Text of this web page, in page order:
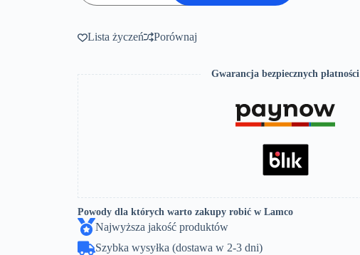
QUATTRO
Lista życzeń Porównaj
Gwarancja bezpiecznych płatności
Powody dla których warto zakupy robić w Lamco
Najwyższa jakość produktów
Szybka wysyłka (dostawa w 2-3 dni)